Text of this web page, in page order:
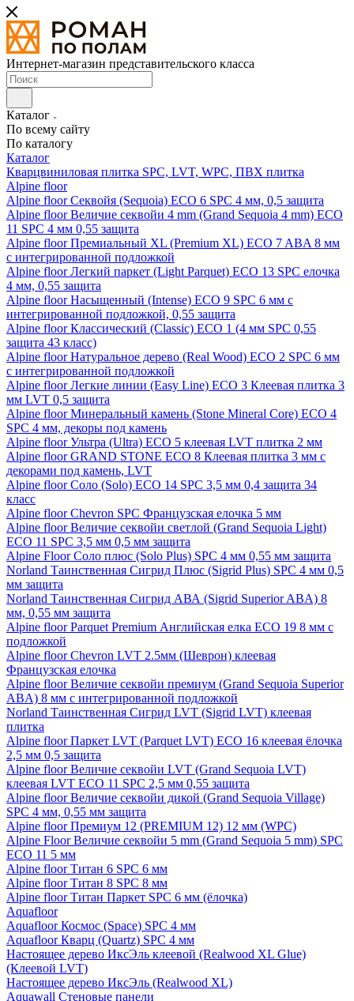
Интернет-магазин представительского класса
Каталог
По всему сайту
По каталогу
Каталог
Кварцвиниловая плитка SPC, LVT, WPC, ПВХ плитка
Alpine floor
Alpine floor Секвойя (Sequoia) ECO 6 SPC 4 мм, 0,5 защита
Alpine floor Величие секвойи 4 mm (Grand Sequoia 4 mm) ECO
11 SPC 4 мм 0,55 защита
Alpine floor Премиальный XL (Premium XL) ECO 7 ABA 8 мм
с интегрированной подложкой
Alpine floor Легкий паркет (Light Parquet) ECO 13 SPC елочка
4 мм, 0,55 защита
Alpine floor Насыщенный (Intense) ECO 9 SPC 6 мм с
интегрированной подложкой, 0,55 защита
Alpine floor Классический (Classic) ECO 1 (4 мм SPC 0,55
защита 43 класс)
Alpine floor Натуральное дерево (Real Wood) ECO 2 SPC 6 мм
с интегрированной подложкой
Alpine floor Легкие линии (Easy Line) ECO 3 Клеевая плитка 3
мм LVT 0,5 защита
Alpine floor Минеральный камень (Stone Mineral Core) ECO 4
SPC 4 мм, декоры под камень
Alpine floor Ультра (Ultra) ECO 5 клеевая LVT плитка 2 мм
Alpine floor GRAND STONE ECO 8 Клеевая плитка 3 мм с
декорами под камень, LVT
Alpine floor Соло (Solo) ECO 14 SPC 3,5 мм 0,4 защита 34
класс
Alpine floor Chevron SPC Французская елочка 5 мм
Alpine floor Величие секвойи светлой (Grand Sequoia Light)
ECO 11 SPC 3,5 мм 0,5 мм защита
Alpine Floor Соло плюс (Solo Plus) SPC 4 мм 0,55 мм защита
Norland Таинственная Сигрид Плюс (Sigrid Plus) SPC 4 мм 0,5
мм защита
Norland Таинственная Сигрид АВА (Sigrid Superior ABA) 8
мм, 0,55 мм защита
Alpine floor Parquet Premium Английская елка ECO 19 8 мм с
подложкой
Alpine floor Chevron LVT 2.5мм (Шеврон) клеевая
Французская елочка
Alpine floor Величие секвойи премиум (Grand Sequoia Superior
ABA) 8 мм с интегрированной подложкой
Norland Таинственная Сигрид LVT (Sigrid LVT) клеевая
плитка
Alpine floor Паркет LVT (Parquet LVT) ECO 16 клеевая ёлочка
2,5 мм 0,5 защита
Alpine floor Величие секвойи LVT (Grand Sequoia LVT)
клеевая LVT ECO 11 SPC 2,5 мм 0,55 защита
Alpine floor Величие секвойи дикой (Grand Sequoia Village)
SPC 4 мм, 0,55 мм защита
Alpine floor Премиум 12 (PREMIUM 12) 12 мм (WPC)
Alpine Floor Величие секвойи 5 mm (Grand Sequoia 5 mm) SPC
ECO 11 5 мм
Alpine floor Титан 6 SPC 6 мм
Alpine floor Титан 8 SPC 8 мм
Alpine floor Титан Паркет SPC 6 мм (ёлочка)
Aquafloor
Aquafloor Космос (Space) SPC 4 мм
Aquafloor Кварц (Quartz) SPC 4 мм
Настоящее дерево ИксЭль клеевой (Realwood XL Glue)
(Клеевой LVT)
Настоящее дерево ИксЭль (Realwood XL)
Aquawall Стеновые панели